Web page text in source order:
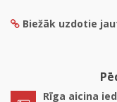
Biežāk uzdotie
Rīga aicina